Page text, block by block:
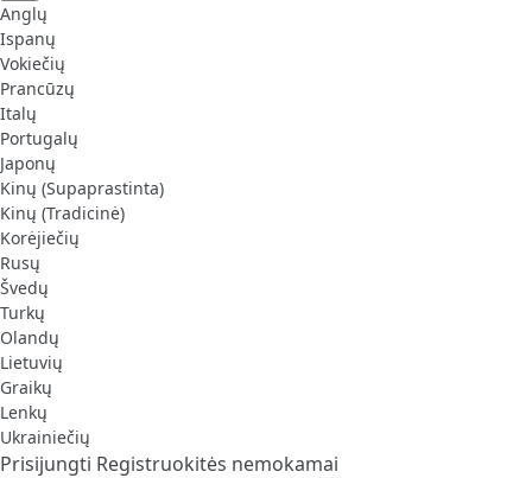
Anglų
Ispanų
Vokiečių
Prancūzų
Italų
Portugalų
Japonų
Kinų (Supaprastinta)
Kinų (Tradicinė)
Korėjiečių
Rusų
Švedų
Turkų
Olandų
Lietuvių
Graikų
Lenkų
Ukrainiečių
Prisijungti Registruokitės nemokamai